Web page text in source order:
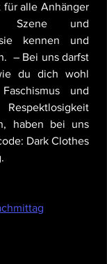
für alle Anhänger
Szene und
kennen und
– Bei uns darfst
du dich wohl
und
haben bei uns
Dark Clothes